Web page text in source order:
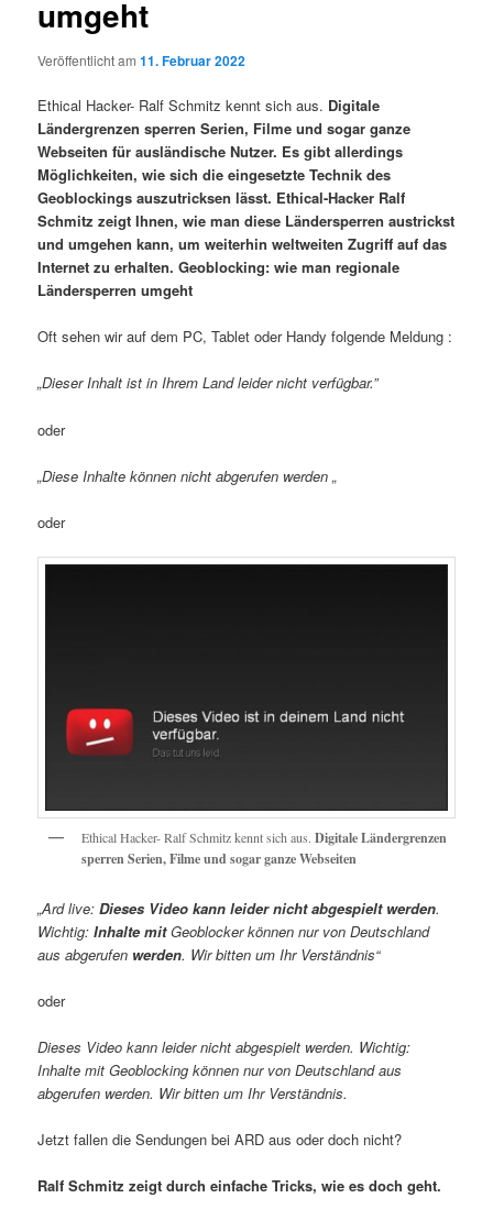
umgeht
Veröffentlicht am11. Februar 2022
Ethical Hacker- Ralf Schmitz kennt sich aus. Digitale
Ländergrenzen sperren Serien, Filme und sogar ganze
Webseiten für ausländische Nutzer. Es gibt allerdings
Möglichkeiten, wie sich die eingesetzte Technik des
Geoblockings auszutricksen lässt. Ethical-Hacker Ralf
Schmitz zeigt Ihnen, wie man diese Ländersperren austrickst
und umgehen kann, um weiterhin weltweiten Zugriff auf das
Internet zu erhalten. Geoblocking: wie man regionale
Ländersperren umgeht
Oft sehen wir auf dem PC, Tablet oder Handy folgende Meldung :
„Dieser Inhalt ist in Ihrem Land leider nicht verfügbar.”
oder
„Diese Inhalte können nicht abgerufen werden „
oder
Ethical Hacker- Ralf Schmitz kennt sich aus.Digitale Ländergrenzen
sperren Serien, Filme und sogar ganze Webseiten
„Ard live:Dieses Video kann leider nicht abgespielt werden.
Wichtig:Inhalte mitGeoblocker können nur von Deutschland
aus abgerufen werden. Wir bitten um Ihr Verständnis“
oder
Dieses Video kann leider nicht abgespielt werden. Wichtig:
Inhalte mit Geoblocking können nur von Deutschland aus
abgerufen werden. Wir bitten um Ihr Verständnis.
Jetzt fallen die Sendungen bei ARD aus oder doch nicht?
Ralf Schmitz zeigt durch einfache Tricks, wie es doch geht.